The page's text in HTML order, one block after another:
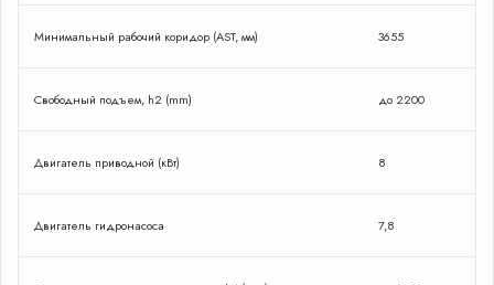
Минимальный рабочий коридор (AST, мм) 3655
Свободный подъем, h2 (mm) до 2200
Двигатель приводной (кВт) 8
Двигатель гидронасоса 7,8